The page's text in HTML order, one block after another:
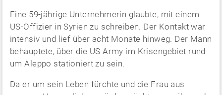
Eine 59-jährige Unternehmerin glaubte, mit einem
US-Offizier in Syrien zu schreiben. Der Kontakt war
intensiv und lief über acht Monate hinweg. Der Mann
behauptete, über die US Army im Krisengebiet rund
um Aleppo stationiert zu sein.
Da er um sein Leben fürchte und die Frau aus